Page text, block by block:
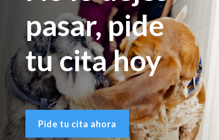
pasar, pide
tu cita hoy
Pide tu cita ahora